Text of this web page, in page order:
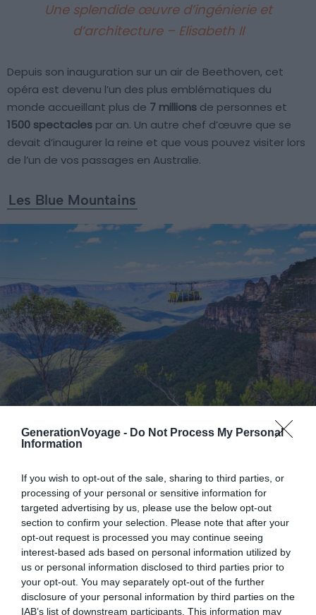
GenerationVoyage - Do Not Process My Personal
Information
If you wish to opt-out of the sale, sharing to third parties, or
processing of your personal or sensitive information for
targeted advertising by us, please use the below opt-out
section to confirm your selection. Please note that after your
opt-out request is processed you may continue seeing
interest-based ads based on personal information utilized by
us or personal information disclosed to third parties prior to
your opt-out. You may separately opt-out of the further
disclosure of your personal information by third parties on the
IAB’s list of downstream participants. This information may
Une splendide œuvre d’ingénierie et
d’architecture – Elisabeth II
Depuis son inauguration sur un air de Beethoven, cet
opéra est devenu l’un des plus emblématiques du
monde accueillant plus de 7 millions de personnes et
1500 spectacles par an. Un autre chef d’œuvre que se
devait d’inaugurer la reine et que vous pouvez visiter lors
de l’un de vos passages en Australie.
Les Blue Mountains
Crédit Photo : Shutterstock / VarnaK
L’une des principales attractions de Sydney aujourd’hui,
les Blue Mountains, ont été le théâtre d’unépisode
rocambolesquelors de la visite du couple royal en 1970.
En effet, 40 ans plus tard, en 2009, il a été révélé qu’une
tentative d’assassinatavait eu lieu sur l’altesse royale
alors qu’elle prenait le train pour visiter les Blue
Mountains.